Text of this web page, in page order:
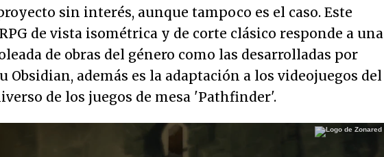
sin interés, aunque tampoco es el caso. Este
de vista isométrica y de corte clásico responde a una
de obras del género como las desarrolladas por
Obsidian, además es la adaptación a los videojuegos del
de los juegos de mesa 'Pathfinder'.